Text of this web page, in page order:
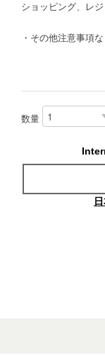
ショッピング、レ
・その他注意事項
数量